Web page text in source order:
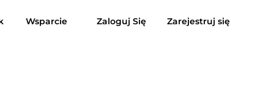
Wsparcie Zaloguj Się Zarejestruj się